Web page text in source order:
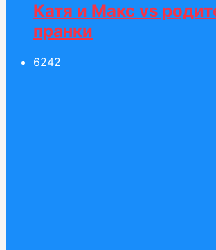
Катя и Макс vs
пранки
6242